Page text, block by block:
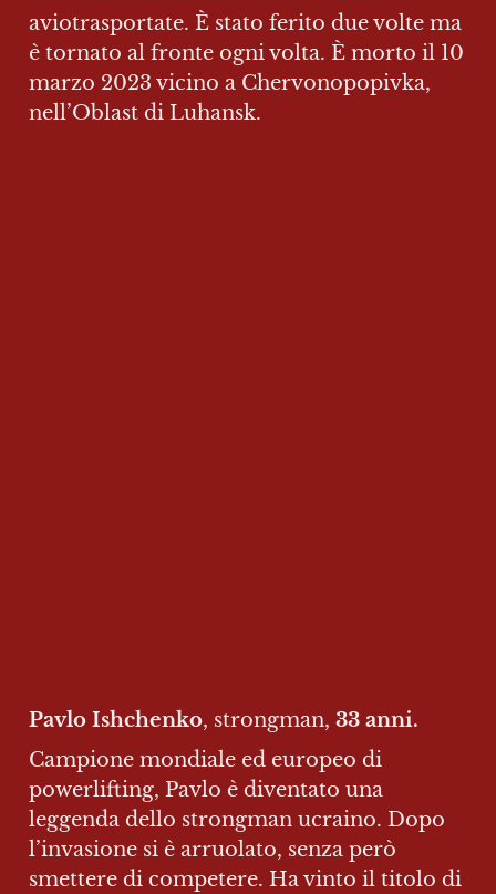
aviotrasportate. È stato ferito due volte ma
è tornato al fronte ogni volta. È morto il 10
marzo 2023 vicino a Chervonopopivka,
nell’Oblast di Luhansk.
Pavlo Ishchenko, strongman, 33 anni.
Campione mondiale ed europeo di
powerlifting, Pavlo è diventato una
leggenda dello strongman ucraino. Dopo
l’invasione si è arruolato, senza però
smettere di competere. Ha vinto il titolo di